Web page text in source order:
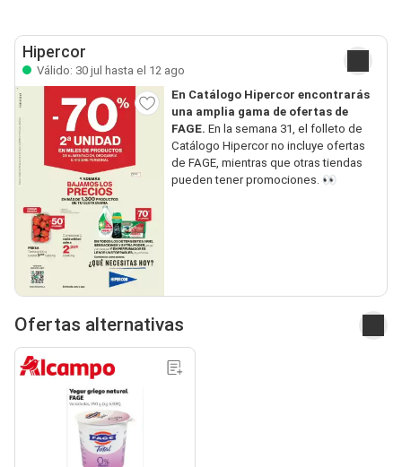
Hipercor
Válido: 30 jul hasta el 12 ago
En Catálogo Hipercor encontrarás
una amplia gama de ofertas de
FAGE. En la semana 31, el folleto de
Catálogo Hipercor no incluye ofertas
de FAGE, mientras que otras tiendas
pueden tener promociones. 👀
Ofertas alternativas